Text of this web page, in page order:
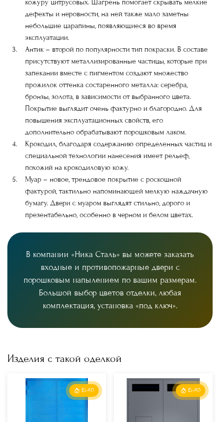
кожуру цитрусовых. Шагрень помогает скрывать мелкие
дефекты и неровности, на ней также мало заметны
небольшие царапины, появляющиеся во время
эксплуатации.
Антик – второй по популярности тип покраски. В составе
присутствуют металлизированные частицы, которые при
запекании вместе с пигментом создают множество
прожилок оттенка состаренного металла: серебра,
бронзы, золота, в зависимости от выбранного цвета.
Покрытие выглядит очень фактурно и благородно. Для
повышения эксплуатационных свойств, его
дополнительно обрабатывают порошковым лаком.
Крокодил, благодаря содержанию определенных частиц и
специальной технологии нанесения имеет рельеф,
похожий на крокодиловую кожу.
Муар – новое, трендовое покрытие с роскошной
фактурой, тактильно напоминающей мелкую наждачную
бумагу. Двери с муаром выглядят стильно, дорого и
презентабельно, особенно в черном и белом цветах.
В компании «Ника Сталь» вы можете заказать
входные и противопожарные двери с
порошковым напылением по вашим размерам.
Большой выбор цветов отделки, любая
комплектация, установка «под ключ».
Изделия с такой оделкой
Ei-60 Ei-60